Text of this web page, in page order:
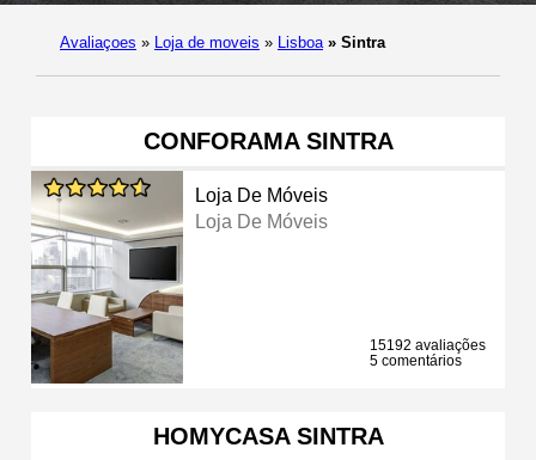
Avaliaçoes » Loja de moveis » Lisboa » Sintra
CONFORAMA SINTRA
Loja De Móveis
Loja De Móveis
15192 avaliações
5 comentários
HOMYCASA SINTRA